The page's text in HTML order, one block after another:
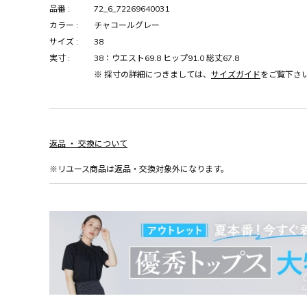
品番 :
72_6_72269640031
カラー :
チャコールグレー
サイズ :
38
実寸 :
38：ウエスト69.8 ヒップ91.0 総丈67.8
※ 採寸の詳細につきましては、 サイズガイドをご覧下さ
返品 ・ 交換について
※リユース商品は返品・交換対象外になります。